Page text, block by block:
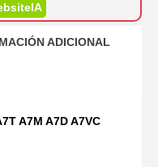
ADICIONAL
A7M A7D A7VC